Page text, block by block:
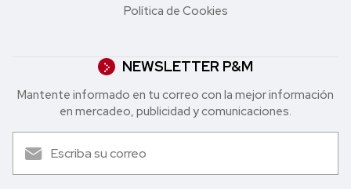
Política de Cookies
NEWSLETTER P&M
Mantente informado en tu correo con la mejor in formación
en mercadeo, publicidad y comunicaciones.